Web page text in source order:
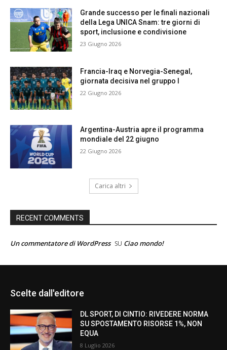
Grande successo per le finali nazionali
della Lega UNICA Snam: tre giorni di
sport, inclusione e condivisione
23 Giugno 2026
Francia-Iraq e Norvegia-Senegal,
giornata decisiva nel gruppo I
22 Giugno 2026
Argentina-Austria apre il programma
mondiale del 22 giugno
22 Giugno 2026
Carica altri
RECENT COMMENTS
Un commentatore di WordPress SU Ciao mondo!
Scelte dall'editore
DL SPORT, DI CINTIO: RIVEDERE NORMA
SU SPOSTAMENTO RISORSE 1%, NON
EQUA
8 Luglio 2026